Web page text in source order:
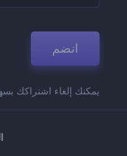
انضم
يمكنك إلغاء اشتراكك